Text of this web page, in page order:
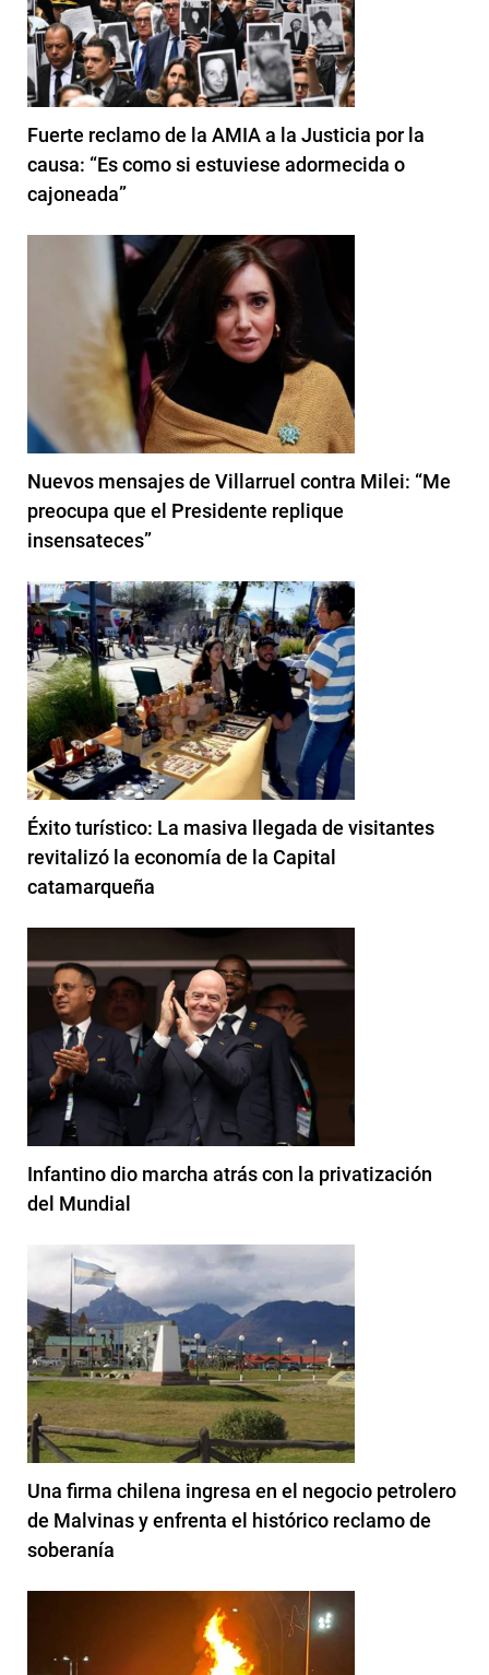
Fuerte reclamo de la AMIA a la Justicia por la
causa: “Es como si estuviese adormecida o
cajoneada”
Nuevos mensajes de Villarruel contra Milei: “Me
preocupa que el Presidente replique
insensateces”
Éxito turístico: La masiva llegada de visitantes
revitalizó la economía de la Capital
catamarqueña
Infantino dio marcha atrás con la privatización
del Mundial
Una firma chilena ingresa en el negocio petrolero
de Malvinas y enfrenta el histórico reclamo de
soberanía